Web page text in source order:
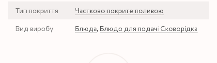
Тип покриття Частково покрите поливою
Вид виробу Блюда, Блюдо для подачі Сковорідка